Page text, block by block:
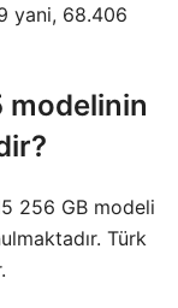
yani, 68.406
modelinin
256 GB modeli
Türk